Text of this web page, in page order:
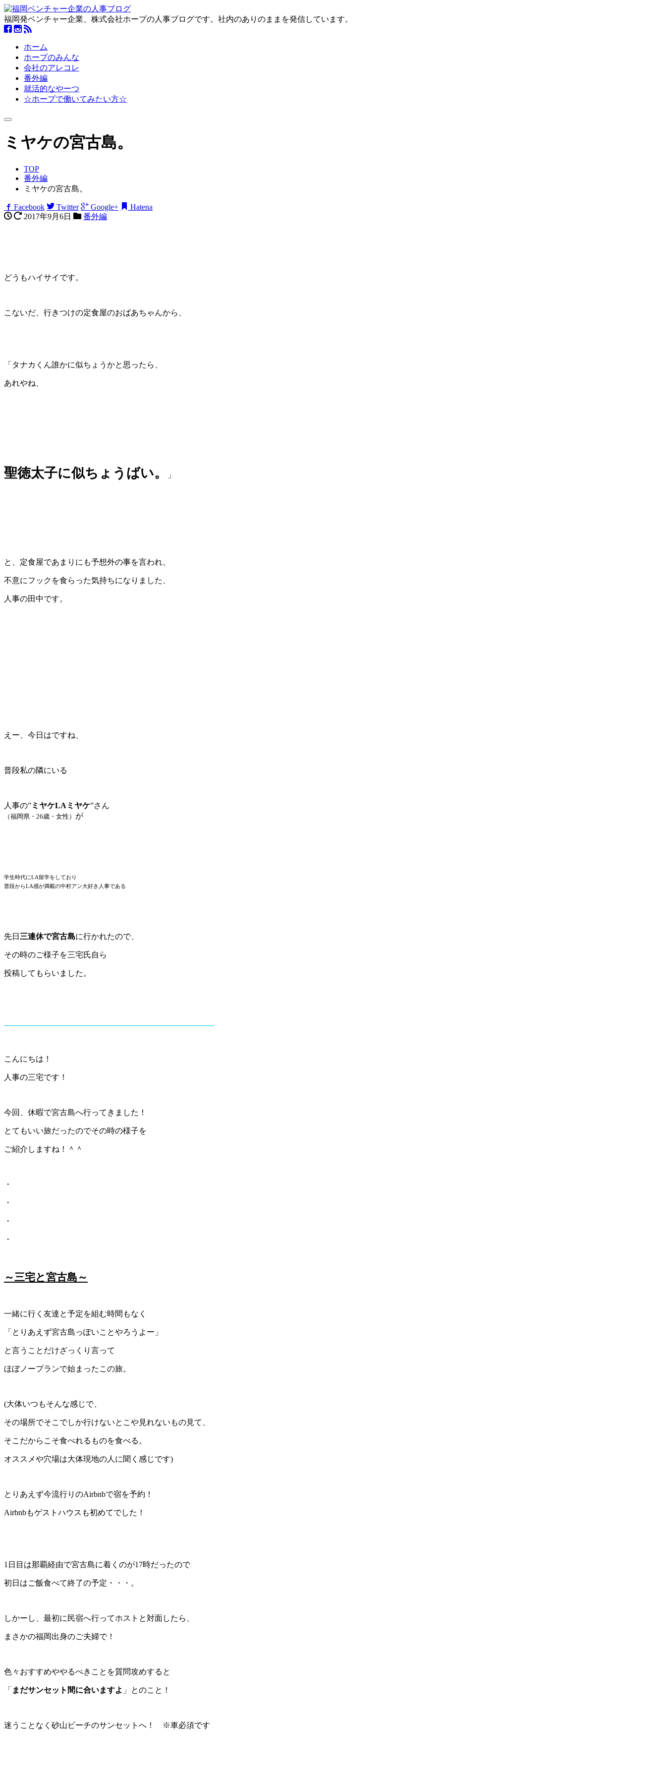
福岡発ベンチャー企業、株式会社ホープの人事ブログです。社内のありのままを発信しています。
ホーム
ホープのみんな
会社のアレコレ
番外編
就活的なやーつ
☆ホープで働いてみたい方☆
Toggle
ミヤケの宮古島。
TOP
番外編
ミヤケの宮古島。
Facebook Twitter Google+
Hatena
2017年9月6日
番外編
どうもハイサイです。
こないだ、行きつけの定食屋のおばあちゃんから、
「タナカくん誰かに似ちょうかと思ったら、
あれやね、
聖徳太子に似ちょうばい。 」
と、定食屋であまりにも予想外の事を言われ、
不意にフックを食らった気持ちになりました、
人事の田中です。
えー、今日はですね、
普段私の隣にいる
人事の”ミヤケLAミヤケ”さん
（福岡県・26歳・女性） が
学生時代にLA留学をしており
普段からLA感が満載の中村アン大好き人事である
先日 三連休で宮古島に行かれたので、
その時のご様子を三宅氏自ら
投稿してもらいました。
——————————————————————————–
こんにちは！
人事の三宅です！
今回、休暇で宮古島へ行ってきました！
とてもいい旅だったのでその時の様子を
ご紹介しますね！＾＾
・
・
・
・
～三宅と宮古島～
一緒に行く友達と予定を組む時間もなく
「とりあえず宮古島っぽいことやろうよー」
と言うことだけざっくり言って
ほぼノープランで始まったこの旅。
(大体いつもそんな感じで、
その場所でそこでしか行けないとこや見れないもの見て、
そこだからこそ食べれるものを食べる。
オススメや穴場は大体現地の人に聞く感じです)
とりあえず今流行りのAirbnbで宿を予約！
Airbnbもゲストハウスも初めてでした！
1日目は那覇経由で宮古島に着くのが17時だったので
初日はご飯食べて終了の予定・・・。
しかーし、最初に民宿へ行ってホストと対面したら、
まさかの福岡出身のご夫婦で！
色々おすすめややるべきことを質問攻めすると
「 まだサンセット間に合いますよ 」とのこと！
迷うことなく砂山ビーチのサンセットへ！ ※車必須です